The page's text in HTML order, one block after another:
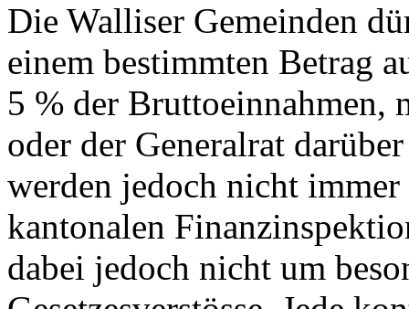
Die Walliser Gemeinden
einem bestimmten Betrag
5 % der Bruttoeinnahmen,
oder der Generalrat
werden jedoch nicht
kantonalen
dabei jedoch nicht um